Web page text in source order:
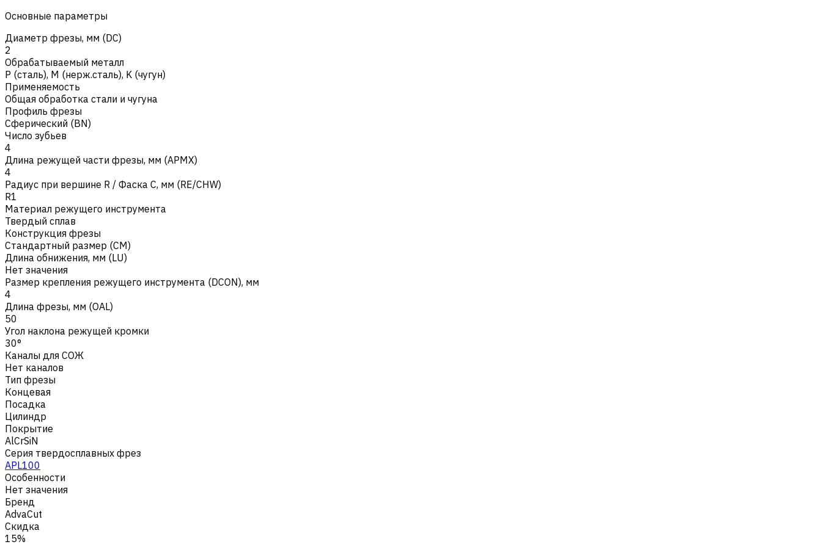
Основные параметры
Диаметр фрезы, мм (DC)
2
Обрабатываемый металл
Р (сталь), M (нерж.сталь), K (чугун)
Применяемость
Общая обработка стали и чугуна
Профиль фрезы
Сферический (BN)
Число зубьев
4
Длина режущей части фрезы, мм (APMX)
4
Радиус при вершине R / Фаска C, мм (RE/CHW)
R1
Материал режущего инструмента
Твердый сплав
Конструкция фрезы
Стандартный размер (CM)
Длина обнижения, мм (LU)
Нет значения
Размер крепления режущего инструмента (DCON), мм
4
Длина фрезы, мм (OAL)
50
Угол наклона режущей кромки
30°
Каналы для СОЖ
Нет каналов
Тип фрезы
Концевая
Посадка
Цилиндр
Покрытие
AlCrSiN
Серия твердосплавных фрез
APL100
Особенности
Нет значения
Бренд
AdvaCut
Скидка
15%